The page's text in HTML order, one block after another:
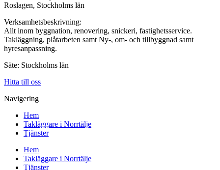
Roslagen, Stockholms län
Verksamhetsbeskrivning:
Allt inom byggnation, renovering, snickeri, fastighetsservice.
Takläggning, plåtarbeten samt Ny-, om- och tillbyggnad samt
hyresanpassning.
Säte: Stockholms län
Hitta till oss
Navigering
Hem
Takläggare i Norrtälje
Tjänster
Hem
Takläggare i Norrtälje
Tjänster